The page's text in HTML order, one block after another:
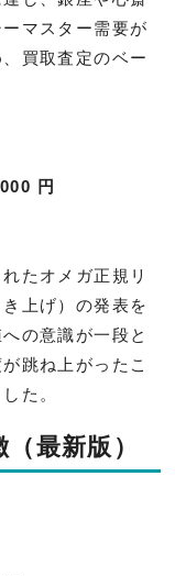
マスター需要が
買取査定のベー
円
たオメガ正規リ
上げ）の発表を
の意識が一段と
跳ね上がったこ
た。
最新版）